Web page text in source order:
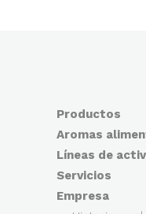
Productos
Aromas
Líneas de
Servicios
Empresa